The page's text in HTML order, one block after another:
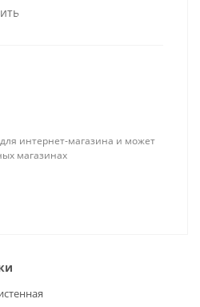
интернет-магазина и может
магазинах